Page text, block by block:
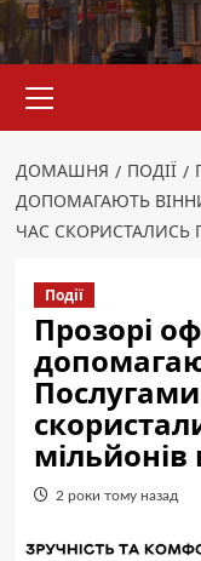
меню
ДОМАШНЯ ПОДІЇ
ДОПОМАГАЮТЬ
ЧАС СКОРИСТАЛИСЬ
Події
Прозорі
мільйонів
2 роки тому назад